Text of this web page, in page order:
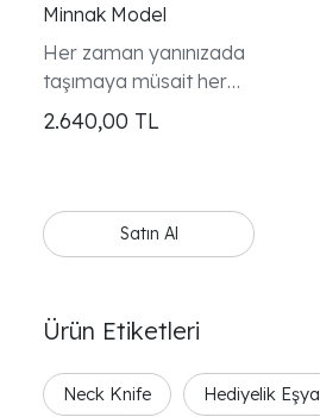
Minnak Model
Her zaman yanınızada
taşımaya müsait her
türlü işin üstesinden
gelebilecek bir ürün.
2.640,00 TL
Satın Al
Ürün Etiketleri
Neck Knife Hediyelik Eşya